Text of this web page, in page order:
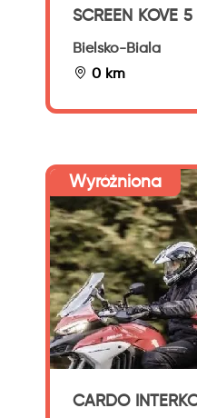
SCREEN KOVE 5
Bielsko-Biala
0 km
Wyróżniona
CARDO